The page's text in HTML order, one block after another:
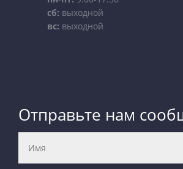
сб: выходной
вс: выходной
Отправьте нам